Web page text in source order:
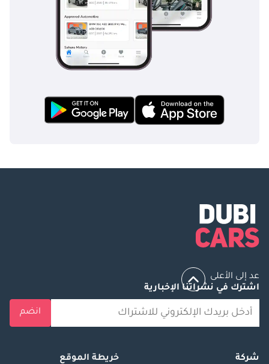
عملائها، ومن بين
الجوائز البارزة التي
ديجيتال 2025 - التميز
في خدمة العملاء؟
وأفريقيا 2023 - وكيل
العام: دبي؟ جائزة
خدمة عملاء متميزة؟
الأسطورة: صالة
عرض العام. نضمن
لعملائنا تجربة مميزة
عند شراء أو بيع
عد إلى الأعلى
اشترك في نشراتنا الإخبارية
انضم
شركة
خريطة الموقع